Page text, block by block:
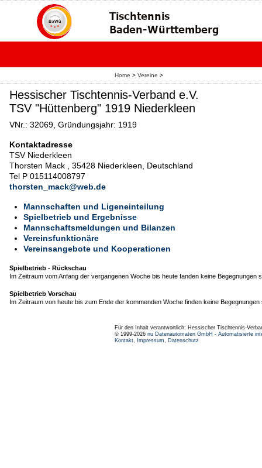
Home > Vereine >
Hessischer Tischtennis-Verband e.V.
TSV "Hüttenberg" 1919 Niederkleen
VNr.: 32069, Gründungsjahr: 1919
Kontaktadresse
TSV Niederkleen
Thorsten Mack , 35428 Niederkleen, Deutschland
Tel P 015114008797
thorsten_mack@web.de
Mannschaften und Ligeneinteilung
Spielbetrieb und Ergebnisse
Mannschaftsmeldungen und Bilanzen
Vereinsfunktionäre
Vereinsangebote und Kooperationen
Spielbetrieb - Rückschau
Im Zeitraum vom Anfang der vergangenen Woche bis heute fanden keine Begegnungen
Spielbetrieb Vorschau
Im Zeitraum von heute bis zum Ende der kommenden Woche finden keine Begegnungen
Für den Inhalt verantwortlich: Hessischer Tischtennis-
© 1999-2026 nu Datenautomaten GmbH - Automatisierte
Kontakt, Impressum, Datenschutz